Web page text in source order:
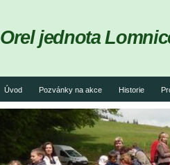
Úvod Pozvánky na akce Historie
Orel jednota